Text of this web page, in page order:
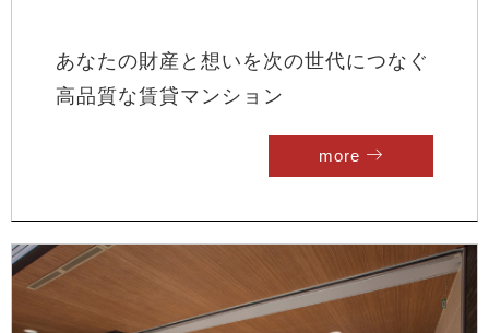
あなたの財産と想いを次の世代につなぐ
高品質な賃貸マンション
more